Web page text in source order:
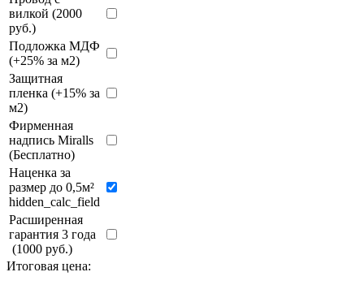
вилкой (2000
руб.)
Подложка МДФ
(+25% за м2)
Защитная
пленка (+15% за
м2)
Фирменная
надпись Miralls
(Бесплатно)
Наценка за
размер до 0,5м²
hidden_calc_field
Расширенная
гарантия 3 года
(1000 руб.)
Итоговая цена: